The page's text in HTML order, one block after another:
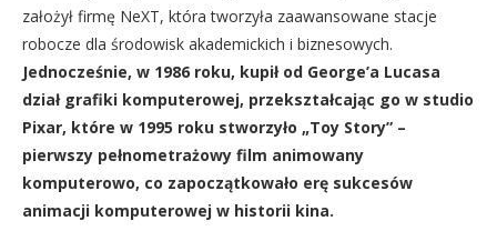
założył firmę NeXT, która tworzyła zaawansowane stacje
robocze dla środowisk akademickich i biznesowych.
Jednocześnie, w 1986 roku, kupił od George’a Lucasa
dział grafiki komputerowej, przekształcając go w studio
Pixar, które w 1995 roku stworzyło „Toy Story” –
pierwszy pełnometrażowy film animowany
komputerowo, co zapoczątkowało erę sukcesów
animacji komputerowej w historii kina.